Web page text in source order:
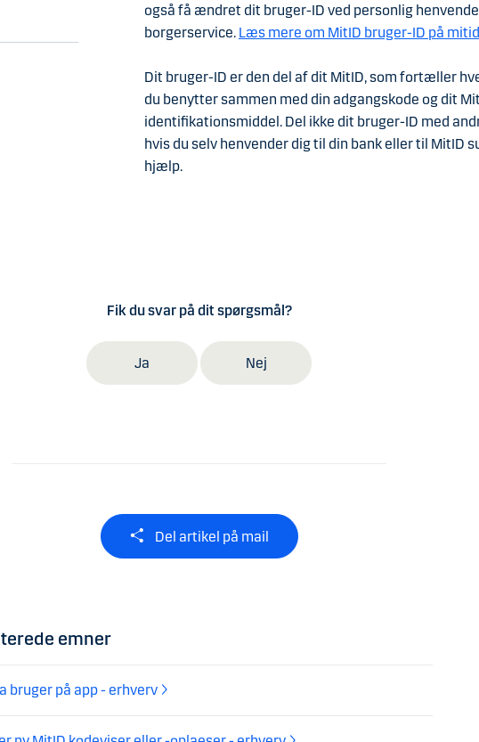
også få ændret dit bruger-ID ved personlig
borgerservice. Læs mere om MitID bruger-ID på
Dit bruger-ID er den del af dit MitID, som fortæller
du benytter sammen med din adgangskode og dit
identifikationsmiddel. Del ikke dit bruger-ID med
hvis du selv henvender dig til din bank eller til MitID
hjælp.
henvende dig i Borgerservice – husk at bestille tid
billede-ID – fx pas eller kørekort.
Vær opmærksom på, at der er flere kriterier som dit
overholde for at blive godkendt. Læs mere på
Fik du svar på dit spørgsmål?
Ja Nej
Del artikel på mail
emner
bruger på app - erhverv